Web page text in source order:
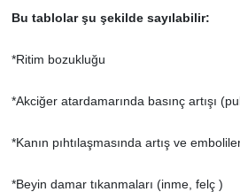
Bu tablolar şu şekilde sayılabilir:
*Ritim bozukluğu
*Akciğer atardamarında basınç artışı
*Kanın pıhtılaşmasında artış ve
*Beyin damar tıkanmaları (inme, felç )